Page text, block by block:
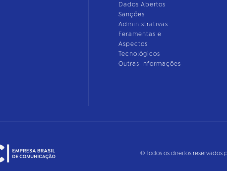
Dados Abertos
Sanções
Administrativas
Feramentas e
Aspectos
Tecnológicos
Outras Informações
© Todos os direitos reservados